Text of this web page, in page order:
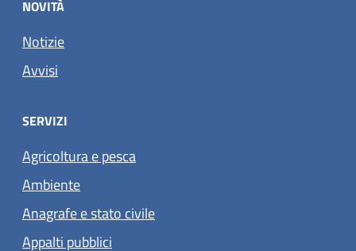
NOVITÀ
Notizie
Avvisi
SERVIZI
Agricoltura e pesca
Ambiente
Anagrafe e stato civile
Appalti pubblici